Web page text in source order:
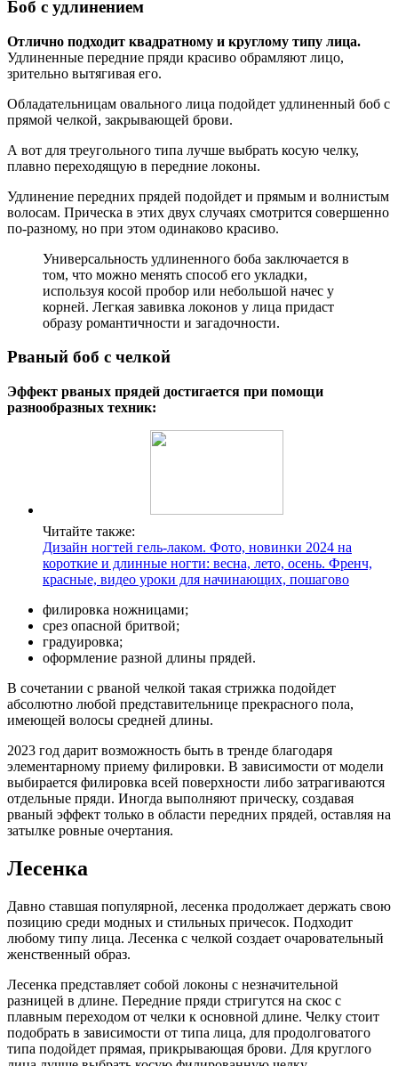
Боб с удлинением
Отлично подходит квадратному и круглому типу лица.
Удлиненные передние пряди красиво обрамляют лицо,
зрительно вытягивая его.
Обладательницам овального лица подойдет удлиненный боб с
прямой челкой, закрывающей брови.
А вот для треугольного типа лучше выбрать косую челку,
плавно переходящую в передние локоны.
Удлинение передних прядей подойдет и прямым и волнистым
волосам. Прическа в этих двух случаях смотрится совершенно
по-разному, но при этом одинаково красиво.
Универсальность удлиненного боба заключается в
том, что можно менять способ его укладки,
используя косой пробор или небольшой начес у
корней. Легкая завивка локонов у лица придаст
образу романтичности и загадочности.
Рваный боб с челкой
Эффект рваных прядей достигается при помощи
разнообразных техник:
Читайте также:
Дизайн ногтей гель-лаком. Фото, новинки 2024 на
короткие и длинные ногти: весна, лето, осень. Френч,
красные, видео уроки для начинающих, пошагово
филировка ножницами;
срез опасной бритвой;
градуировка;
оформление разной длины прядей.
В сочетании с рваной челкой такая стрижка подойдет
абсолютно любой представительнице прекрасного пола,
имеющей волосы средней длины.
2023 год дарит возможность быть в тренде благодаря
элементарному приему филировки. В зависимости от модели
выбирается филировка всей поверхности либо затрагиваются
отдельные пряди. Иногда выполняют прическу, создавая
рваный эффект только в области передних прядей, оставляя на
затылке ровные очертания.
Лесенка
Давно ставшая популярной, лесенка продолжает держать свою
позицию среди модных и стильных причесок. Подходит
любому типу лица. Лесенка с челкой создает очаровательный
женственный образ.
Лесенка представляет собой локоны с незначительной
разницей в длине. Передние пряди стригутся на скос с
плавным переходом от челки к основной длине. Челку стоит
подобрать в зависимости от типа лица, для продолговатого
типа подойдет прямая, прикрывающая брови. Для круглого